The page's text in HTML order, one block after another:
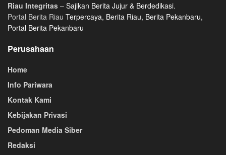
Riau Integritas – Sajikan Berita Jujur & Berdedikasi.
Portal Berita Riau Terpercaya, Berita Riau, Berita Pekanbaru,
Portal Berita Pekanbaru
Perusahaan
Home
Info Pariwara
Kontak Kami
Kebijakan Privasi
Pedoman Media Siber
Redaksi